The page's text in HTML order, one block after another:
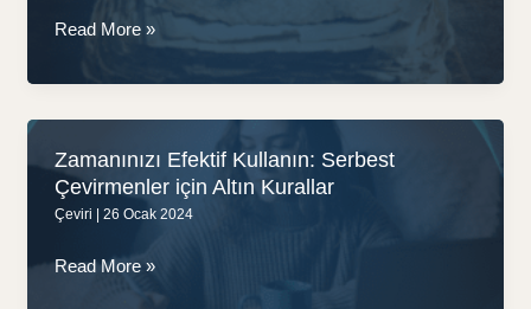
Tarihte
Rolü
Read More »
Zamanınızı Efektif Kullanın: Serbest
Çevirmenler için Altın Kurallar
Çeviri 26 Ocak 2024
Zamanınızı
Read More »